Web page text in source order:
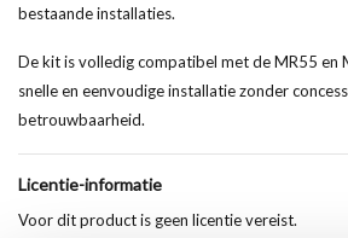
bestaande installaties.
De kit is volledig compatibel met de MR55 en
snelle en eenvoudige installatie zonder
betrouwbaarheid.
Licentie-informatie
Voor dit product is geen licentie vereist.